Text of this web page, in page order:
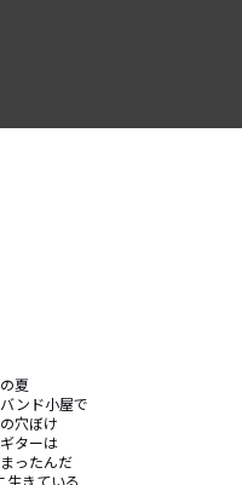
夏
ンド小屋で
穴ぼけ
ターは
ったんだ
生きている